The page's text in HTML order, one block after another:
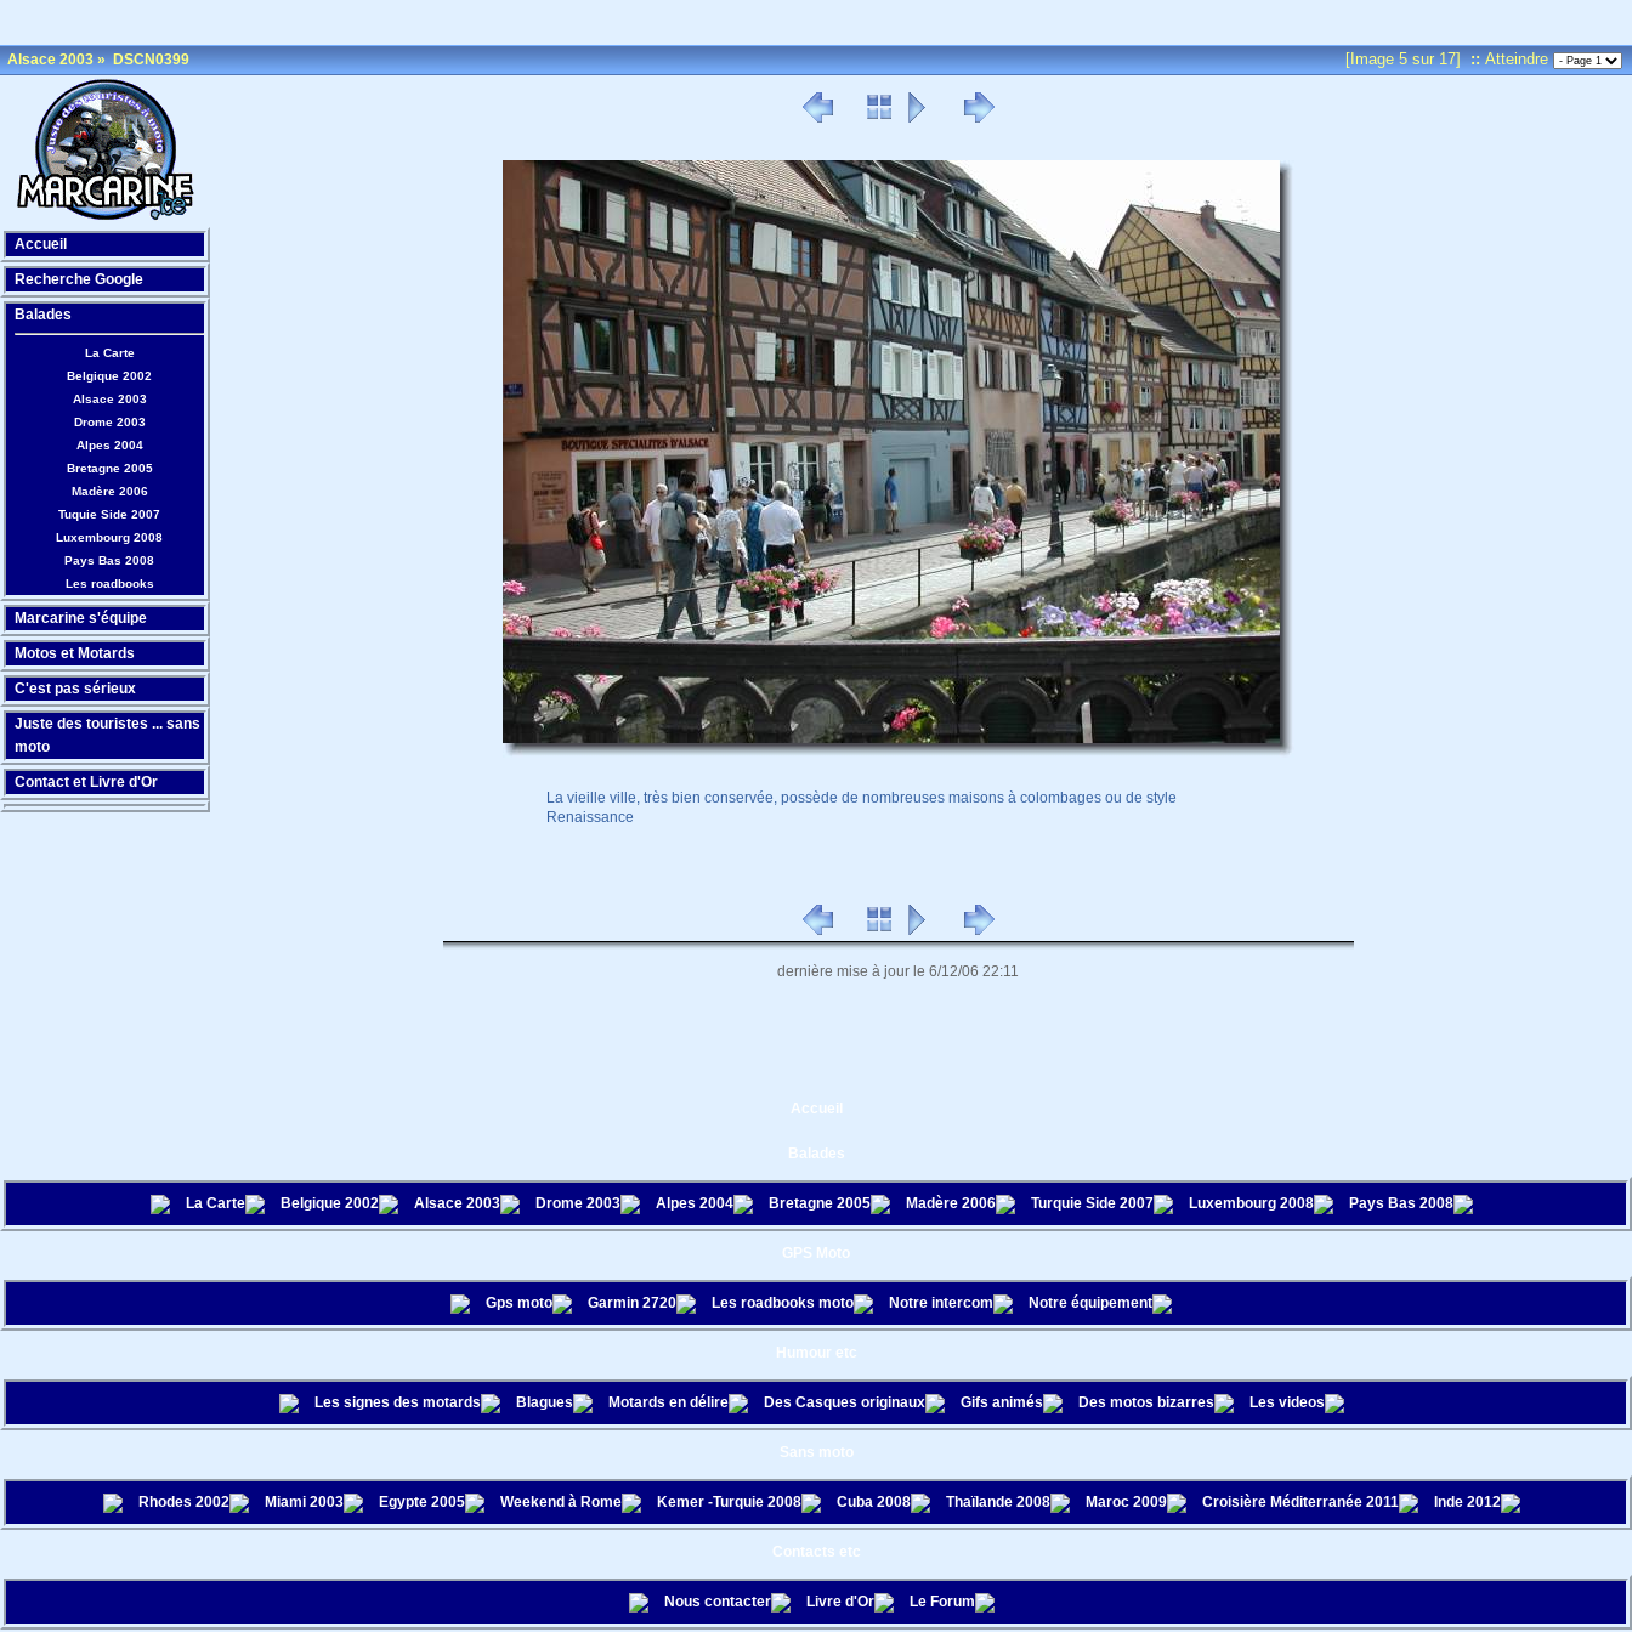
Alsace 2003»DSCN0399 [Image 5 sur 17] ::Atteindre
La vieille ville, très bien conservée, possède de nombreuses maisons à colombages ou de style
Renaissance
dernière mise à jour le 6/12/06 22:11
Accueil
Balades
La Carte Belgique 2002 Alsace 2003 Drome 2003 Alpes 2004 Bretagne 2005 Madère 2006 Turquie Side 2007 Luxembourg 2008 Pays Bas 2008
GPS Moto
Gps moto Garmin 2720 Les roadbooks moto Notre intercom Notre équipement
Humour etc
Les signes des motards Blagues Motards en délire Des Casques originaux Gifs animés Des motos bizarres Les videos
Sans moto
Rhodes 2002 Miami 2003 Egypte 2005 Weekend à Rome Kemer -Turquie 2008 Cuba 2008 Thaïlande 2008 Maroc 2009 Croisière Méditerranée 2011 Inde 2012
Contacts etc
Nous contacter Livre d'Or Le Forum
Accueil
Recherche Google
Balades
La Carte
Belgique 2002
Alsace 2003
Drome 2003
Alpes 2004
Bretagne 2005
Madère 2006
Tuquie Side 2007
Luxembourg 2008
Pays Bas 2008
Les roadbooks
Marcarine s'équipe
Motos et Motards
C'est pas sérieux
Juste des touristes ... sans
moto
Contact et Livre d'Or